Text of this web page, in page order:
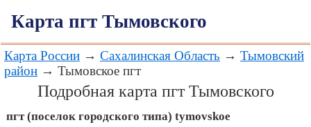
Карта пгт Тымовского
Карта России → Сахалинская Область → Тымовский
район → Тымовское пгт
Подробная карта пгт Тымовского
пгт (поселок городского типа) tymovskoe